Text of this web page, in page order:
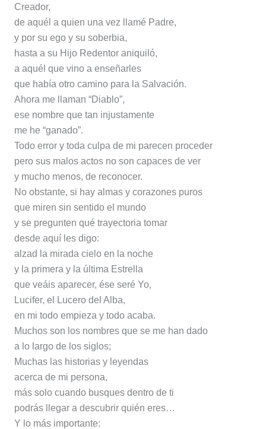
Creador,
de aquél a quien una vez llamé Padre,
y por su ego y su soberbia,
hasta a su Hijo Redentor aniquiló,
a aquél que vino a enseñarles
que había otro camino para la Salvación.
Ahora me llaman “Diablo”,
ese nombre que tan injustamente
me he “ganado”.
Todo error y toda culpa de mi parecen proceder
pero sus malos actos no son capaces de ver
y mucho menos, de reconocer.
No obstante, si hay almas y corazones puros
que miren sin sentido el mundo
y se pregunten qué trayectoria tomar
desde aquí les digo:
alzad la mirada cielo en la noche
y la primera y la última Estrella
que veáis aparecer, ése seré Yo,
Lucifer, el Lucero del Alba,
en mi todo empieza y todo acaba.
Muchos son los nombres que se me han dado
a lo largo de los siglos;
Muchas las historias y leyendas
acerca de mi persona,
más solo cuando busques dentro de ti
podrás llegar a descubrir quién eres…
Y lo más importante: